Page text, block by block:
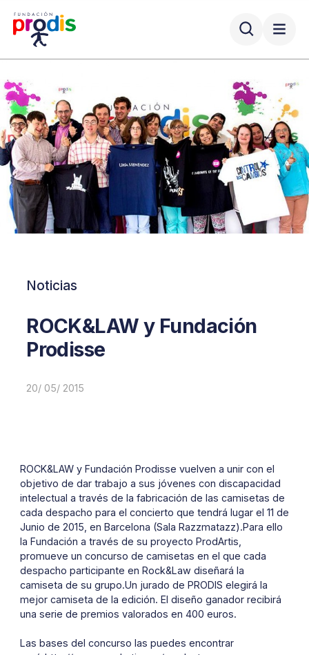
Noticias
ROCK&LAW y Fundación
Prodisse
20/ 05/ 2015
ROCK&LAW y Fundación Prodisse vuelven a unir con el
objetivo de dar trabajo a sus jóvenes con discapacidad
intelectual a través de la fabricación de las camisetas de
cada despacho para el concierto que tendrá lugar el 11 de
Junio de 2015, en Barcelona (Sala Razzmatazz).Para ello
la Fundación a través de su proyecto ProdArtis,
promueve un concurso de camisetas en el que cada
despacho participante en Rock&Law diseñará la
camiseta de su grupo.Un jurado de PRODIS elegirá la
mejor camiseta de la edición. El diseño ganador recibirá
una serie de premios valorados en 400 euros.
Las bases del concurso las puedes encontrar